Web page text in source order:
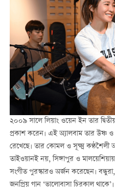
২০০৯ সালে লিয়াং ওয়েন ইন তার
প্রকাশ করেন। এই অ্যালবাম তার উষ্ণ
রেখেছে। তার কোমল ও সূক্ষ্ম
তাইওয়ানই নয়, সিঙ্গাপুর ও
সংগীত পুরস্কারও অর্জন করেছেন।
জনপ্রিয় গান ‘ভালোবাসা চিরকাল থাকে’।